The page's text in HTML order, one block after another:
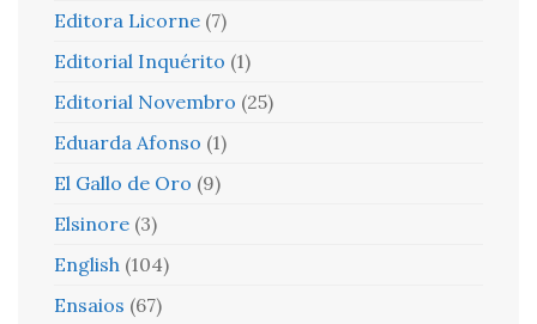
Editora Licorne (7)
Editorial Inquérito (1)
Editorial Novembro (25)
Eduarda Afonso (1)
El Gallo de Oro (9)
Elsinore (3)
English (104)
Ensaios (67)